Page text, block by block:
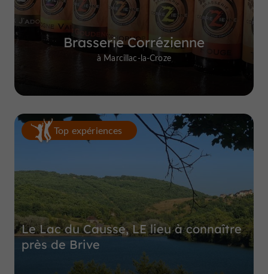
Brasserie Corrézienne
à Marcillac-la-Croze
Top expériences
Le Lac du Causse, LE lieu à connaître
près de Brive